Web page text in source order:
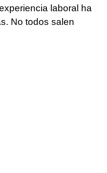
laboral ha
No todos salen